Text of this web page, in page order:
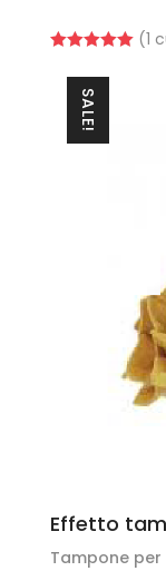
out of 5
based on
customer
rating
(1
SALE!
Effetto
Tampone